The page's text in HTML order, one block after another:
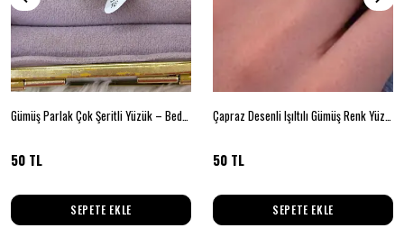
Gümüş Parlak Çok Şeritli Yüzük – Beden 18
50 TL
SEPETE EKLE
Çapraz Desenli Işıltılı Gümüş Renk Yüzük 18 beden
50 TL
SEPETE EKLE